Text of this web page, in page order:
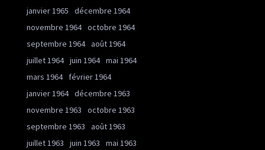
janvier 1965
décembre 1964
novembre 1964 octobre 1964
septembre 1964 août 1964
juillet 1964 juin 1964 mai 1964
mars 1964
février 1964
janvier 1964 décembre 1963
novembre 1963
octobre 1963
septembre 1963
août 1963
juillet 1963
juin 1963 mai 1963